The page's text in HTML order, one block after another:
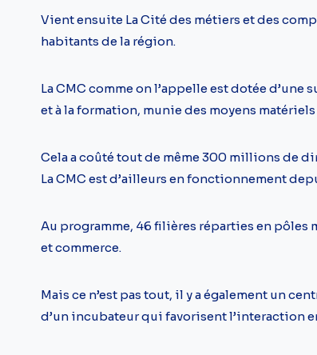
Vient ensuite La Cité des métiers et des
habitants de la région.
La CMC comme on l’appelle est dotée
et à la formation, munie des moyens
Cela a coûté tout de même 300 millions de
La CMC est d’ailleurs en fonctionnement
Au programme, 46 filières réparties en
et commerce.
Mais ce n’est pas tout, il y a également un
d’un incubateur qui favorisent l’interaction